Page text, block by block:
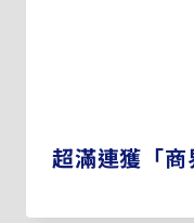
超滿連獲「